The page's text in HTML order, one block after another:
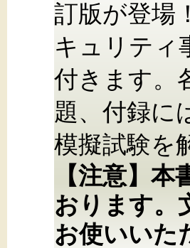
訂版が登場
キュリティ
付きます。
題、付録に
模擬試験を
【注意】
おります。
お使いいた